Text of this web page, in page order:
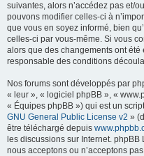
suivantes, alors n’accédez pas et/
pouvons modifier celles-ci à
que vous en soyez informé, bien
celles-ci par vous-même. Si vous
alors que des changements ont été
responsable des conditions
Nos forums sont développés par
« leur », « logiciel phpBB », «
« Équipes phpBB ») qui est un
GNU General Public License v2 »
être téléchargé depuis
les discussions sur Internet.
nous acceptons ou n’acceptons